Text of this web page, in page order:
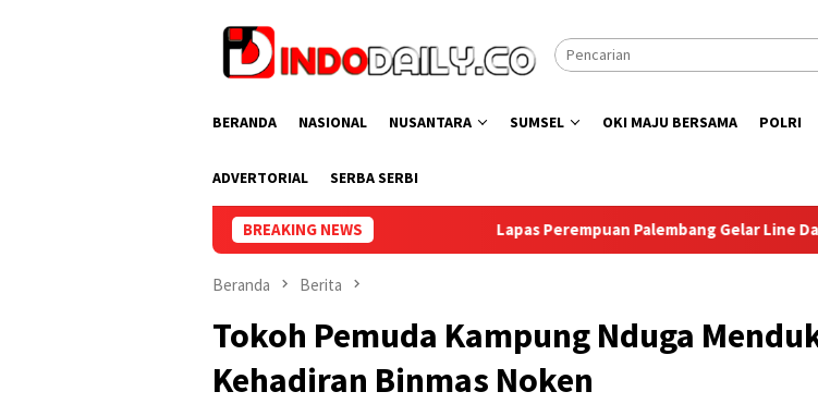
BERANDA NASIONAL NUSANTARA SUMSEL OKI MAJU BERSAMA POLRI
ADVERTORIAL SERBA SERBI
BREAKING NEWSLapas Perempuan Palembang Gelar Line Dance Bersama Group
Beranda Berita
Tokoh Pemuda Kampung Nduga
Kehadiran Binmas Noken